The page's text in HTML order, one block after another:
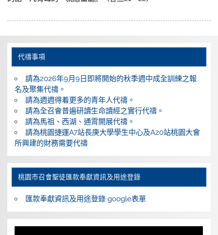
代禱事項
請為2026年9月9日即將開始的秋季週中成全訓練之報
名及聚集代禱。
請為週週得着更多的青年人代禱。
請為全召會普遍研讀生命讀經之實行代禱。
請為馬祖、西湖、通霄開展代禱。
請為桃園捷運A7站長庚大學學生中心及A20站桃園大會
所興建的財務需要代禱
桃園巿召會聖徒匯款奉獻資訊及用途登錄
匯款奉獻資訊及用途登錄 google表單